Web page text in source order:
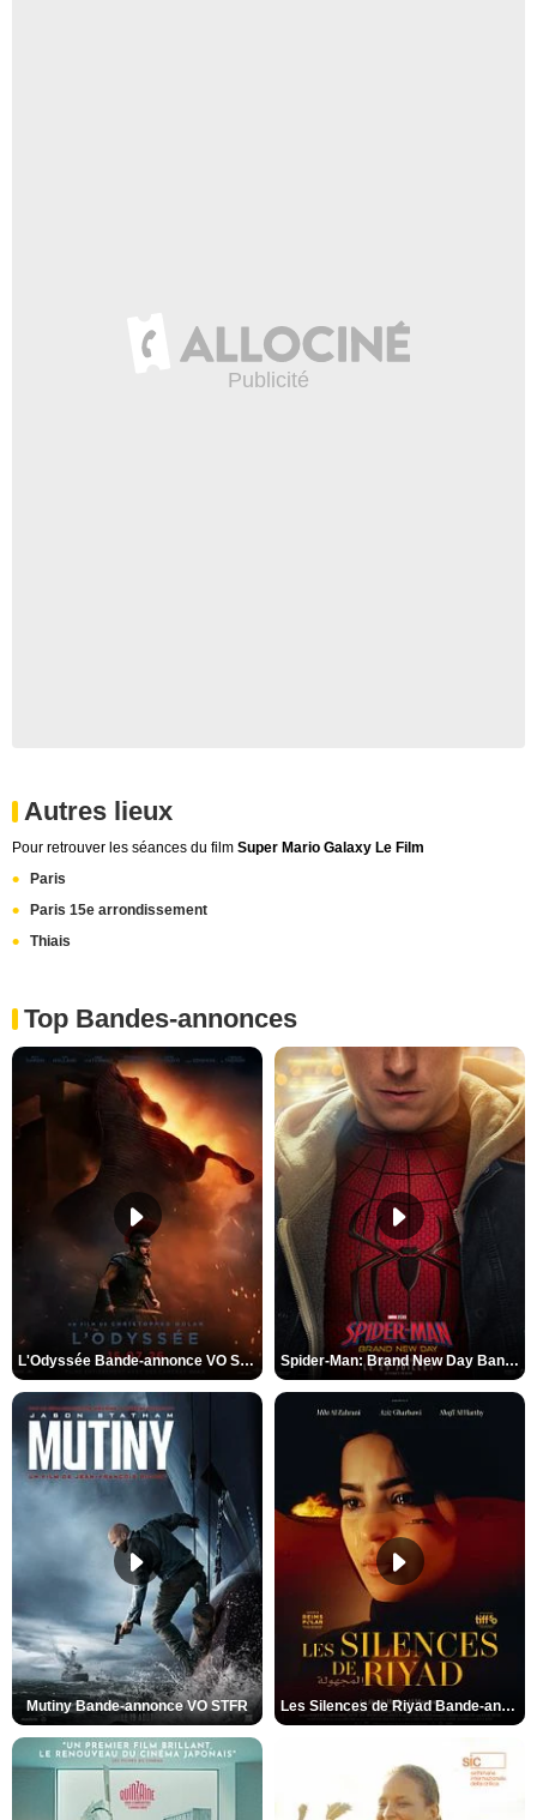
Autres lieux
Pour retrouver les séances du film Super Mario Galaxy Le Film
Paris
Paris 15e arrondissement
Thiais
Top Bandes-annonces
L'Odyssée Bande-annonce VO STFR Spider-Man: Brand New Day Bande-annonce VO STFR
Mutiny Bande-annonce VO STFR Les Silences de Riyad Bande-annonce VO STFR